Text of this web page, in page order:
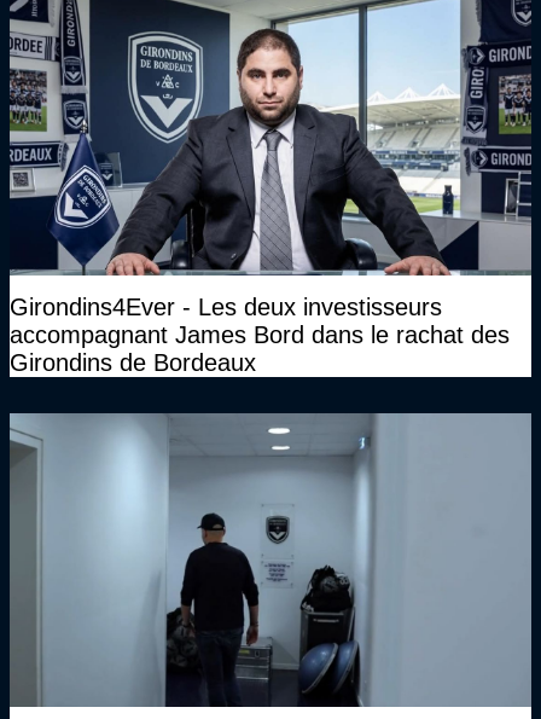
Girondins4Ever - Les deux investisseurs
accompagnant James Bord dans le rachat des
Girondins de Bordeaux